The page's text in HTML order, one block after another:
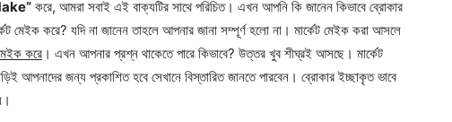
করে, আমরা সবাই এই বাক্যটির সাথে পরিচিত। এখন আপনি কি জানেন কিভাবে ব্রোকার
মেইক করে? যদি না জানেন তাহলে আপনার জানা সম্পূর্ণ হলো না। মার্কেট মেইক করা আসলে
করে । এখন আপনার প্রশ্ন থাকেতে পারে কিভাবে? উত্তর খুব শীঘ্রই আসছে। মার্কেট
আপনাদের জন্য প্রকাশিত হবে সেখানে বিস্তারিত জানতে পারবেন। ব্রোকার ইচ্ছাকৃত ভাবে